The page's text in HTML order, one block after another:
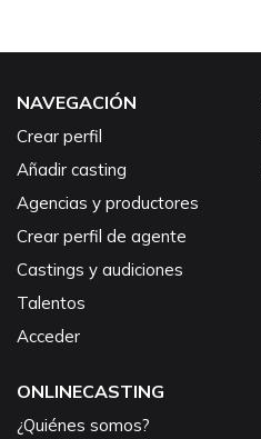
NAVEGACIÓN
Crear perfil
Añadir casting
Agencias y productores
Crear perfil de agente
Castings y audiciones
Talentos
Acceder
ONLINECASTING
¿Quiénes somos?